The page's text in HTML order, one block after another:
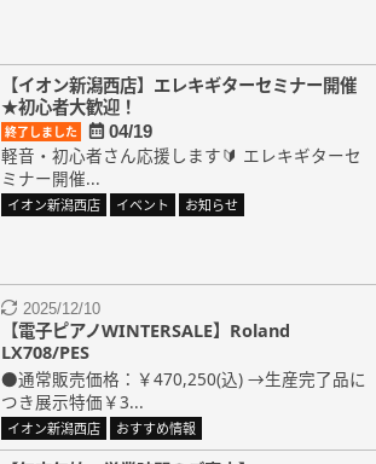
【イオン新潟西店】エレキギターセミナー開催
★初心者大歓迎！
終了しました 04/19
軽音・初心者さん応援します🔰 エレキギターセ
ミナー開催...
イオン新潟西店 イベント お知らせ
2025/12/10
【電子ピアノWINTERSALE】Roland
LX708/PES
●通常販売価格：￥470,250(込) →生産完了品に
つき展示特価￥3...
イオン新潟西店 おすすめ情報